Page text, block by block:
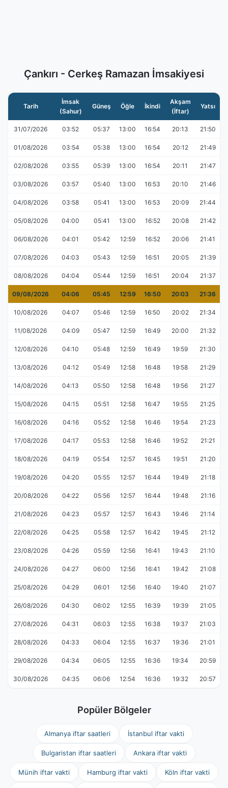
Çankırı - Cerkeş Ramazan İmsakiyesi
Tarih
İmsak
(Sahur)
Güneş Öğle İkindi
Akşam
(İftar)
Yatsı
31/07/2026 03:52 05:37 13:00 16:54 20:13 21:50
01/08/2026 03:54 05:38 13:00 16:54 20:12 21:49
02/08/2026 03:55 05:39 13:00 16:54 20:11 21:47
03/08/2026 03:57 05:40 13:00 16:53 20:10 21:46
04/08/2026 03:58 05:41 13:00 16:53 20:09 21:44
05/08/2026 04:00 05:41 13:00 16:52 20:08 21:42
06/08/2026 04:01 05:42 12:59 16:52 20:06 21:41
07/08/2026 04:03 05:43 12:59 16:51 20:05 21:39
08/08/2026 04:04 05:44 12:59 16:51 20:04 21:37
09/08/2026 04:06 05:45 12:59 16:50 20:03 21:36
10/08/2026 04:07 05:46 12:59 16:50 20:02 21:34
11/08/2026 04:09 05:47 12:59 16:49 20:00 21:32
12/08/2026 04:10 05:48 12:59 16:49 19:59 21:30
13/08/2026 04:12 05:49 12:58 16:48 19:58 21:29
14/08/2026 04:13 05:50 12:58 16:48 19:56 21:27
15/08/2026 04:15 05:51 12:58 16:47 19:55 21:25
16/08/2026 04:16 05:52 12:58 16:46 19:54 21:23
17/08/2026 04:17 05:53 12:58 16:46 19:52 21:21
18/08/2026 04:19 05:54 12:57 16:45 19:51 21:20
19/08/2026 04:20 05:55 12:57 16:44 19:49 21:18
20/08/2026 04:22 05:56 12:57 16:44 19:48 21:16
21/08/2026 04:23 05:57 12:57 16:43 19:46 21:14
22/08/2026 04:25 05:58 12:57 16:42 19:45 21:12
23/08/2026 04:26 05:59 12:56 16:41 19:43 21:10
24/08/2026 04:27 06:00 12:56 16:41 19:42 21:08
25/08/2026 04:29 06:01 12:56 16:40 19:40 21:07
26/08/2026 04:30 06:02 12:55 16:39 19:39 21:05
27/08/2026 04:31 06:03 12:55 16:38 19:37 21:03
28/08/2026 04:33 06:04 12:55 16:37 19:36 21:01
29/08/2026 04:34 06:05 12:55 16:36 19:34 20:59
30/08/2026 04:35 06:06 12:54 16:36 19:32 20:57
Popüler Bölgeler
Almanya iftar saatleri İstanbul iftar vakti
Bulgaristan iftar saatleri Ankara iftar vakti
Münih iftar vakti Hamburg iftar vakti Köln iftar vakti